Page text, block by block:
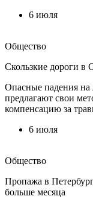
6 июля
Общество
Скользкие дороги в
Опасные падения на
предлагают свои
компенсацию за
6 июля
Общество
Пропажа в
больше месяца